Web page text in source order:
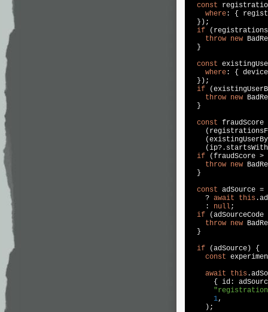
const
where: {
  });
if
throw new
  }
const
where: {
  });
if
throw new
  }
const fraudScore
if (fraudScore >
throw new
  }
const adSource =
    ?
await this
    :
null;
if
throw new
  }
if (adSource) {
const
await
this
{ id:
1,
    );